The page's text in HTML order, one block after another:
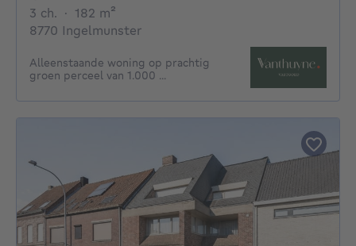
3 ch. 3 chambres
· 182 m²
8770 Ingelmunster
Alleenstaande woning op prachtig
groen perceel van 1.000 ...